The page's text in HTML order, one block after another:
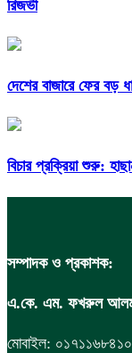
রিজভী
দেশের বাজারে ফের বড়
বিচার প্রক্রিয়া শুরু:
সম্পাদক ও প্রকাশক:
এ.কে. এম. ফখরুল আলম
মোবাইল: